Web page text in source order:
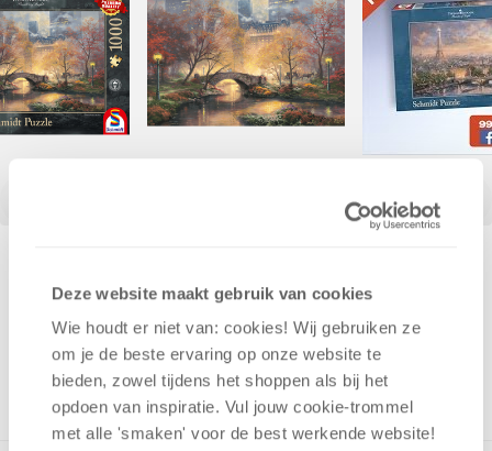
Deze website maakt gebruik van cookies
Wie houdt er niet van: cookies! Wij gebruiken ze
om je de beste ervaring op onze website te
bieden, zowel tijdens het shoppen als bij het
opdoen van inspiratie. Vul jouw cookie-trommel
met alle 'smaken' voor de best werkende website​!
Uit het assortiment
ONTVANG 190 OVERWINNINGSPUNTEN
UIT HET ASSORTIMENT